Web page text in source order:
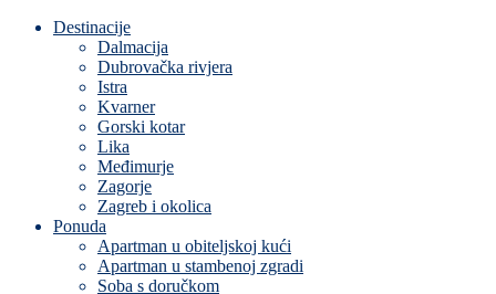
Destinacije
Dalmacija
Dubrovačka rivjera
Istra
Kvarner
Gorski kotar
Lika
Međimurje
Zagorje
Zagreb i okolica
Ponuda
Apartman u obiteljskoj kući
Apartman u stambenoj zgradi
Soba s doručkom